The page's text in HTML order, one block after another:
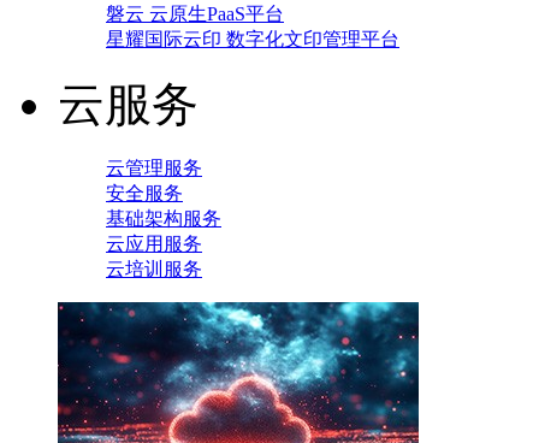
磐云 云原生PaaS平台
星耀国际云印 数字化文印管理平台
云服务
云管理服务
安全服务
基础架构服务
云应用服务
云培训服务